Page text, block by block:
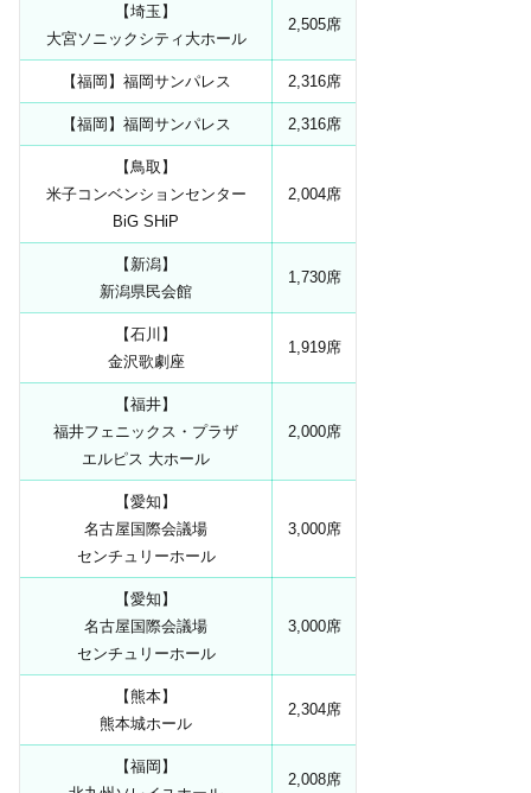
【埼玉】
大宮ソニックシティ大ホール
2,505席
【福岡】福岡サンパレス 2,316席
【福岡】福岡サンパレス 2,316席
【鳥取】
米子コンベンションセンター
BiG SHiP
2,004席
【新潟】
新潟県民会館
1,730席
【石川】
金沢歌劇座
1,919席
【福井】
福井フェニックス・プラザ
エルピス 大ホール
2,000席
【愛知】
名古屋国際会議場
センチュリーホール
3,000席
【愛知】
名古屋国際会議場
センチュリーホール
3,000席
【熊本】
熊本城ホール
2,304席
【福岡】
2,008席